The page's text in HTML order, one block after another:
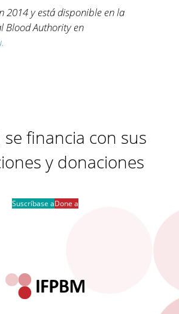
2014 y está disponible en la
Blood Authority en
se financia con sus
y donaciones
Suscríbase aDone a